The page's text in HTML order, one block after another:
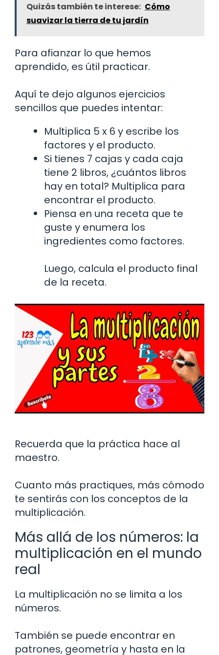
Quizás también te interese: Cómo
suavizar la tierra de tu jardín
Para afianzar lo que hemos
aprendido, es útil practicar.
Aquí te dejo algunos ejercicios
sencillos que puedes intentar:
Multiplica 5 x 6 y escribe los
factores y el producto.
Si tienes 7 cajas y cada caja
tiene 2 libros, ¿cuántos libros
hay en total? Multiplica para
encontrar el producto.
Piensa en una receta que te
guste y enumera los
ingredientes como factores.
Luego, calcula el producto final
de la receta.
Recuerda que la práctica hace al
maestro.
Cuanto más practiques, más cómodo
te sentirás con los conceptos de la
multiplicación.
Más allá de los números: la
multiplicación en el mundo
real
La multiplicación no se limita a los
números.
También se puede encontrar en
patrones, geometría y hasta en la